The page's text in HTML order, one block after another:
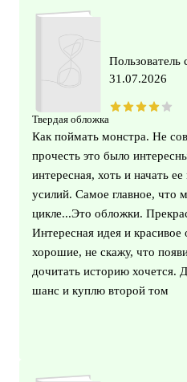
Твердая обложка
Пользователь
31.07.2026
Как поймать монстра. Не
прочесть это было
интересная, хоть и начать
усилий. Самое главное, что
цикле...Это обложки.
Интересная идея и
хорошие, не скажу, что
дочитать историю
шанс и куплю второй том